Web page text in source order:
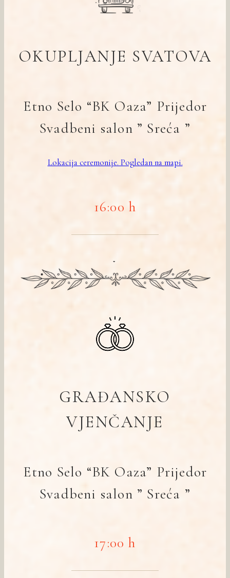
OKUPLJANJE SVATOVA
Etno Selo “BK Oaza” Prijedor
Svadbeni salon ” Sreća ”
Lokacija ceremonije. Pogledan na mapi.
16:00 h
GRAĐANSKO
VJENČANJE
Etno Selo “BK Oaza” Prijedor
Svadbeni salon ” Sreća ”
17:00 h